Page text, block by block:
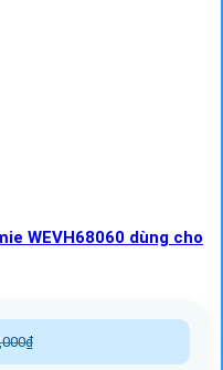
WEVH68060 dùng cho
₫